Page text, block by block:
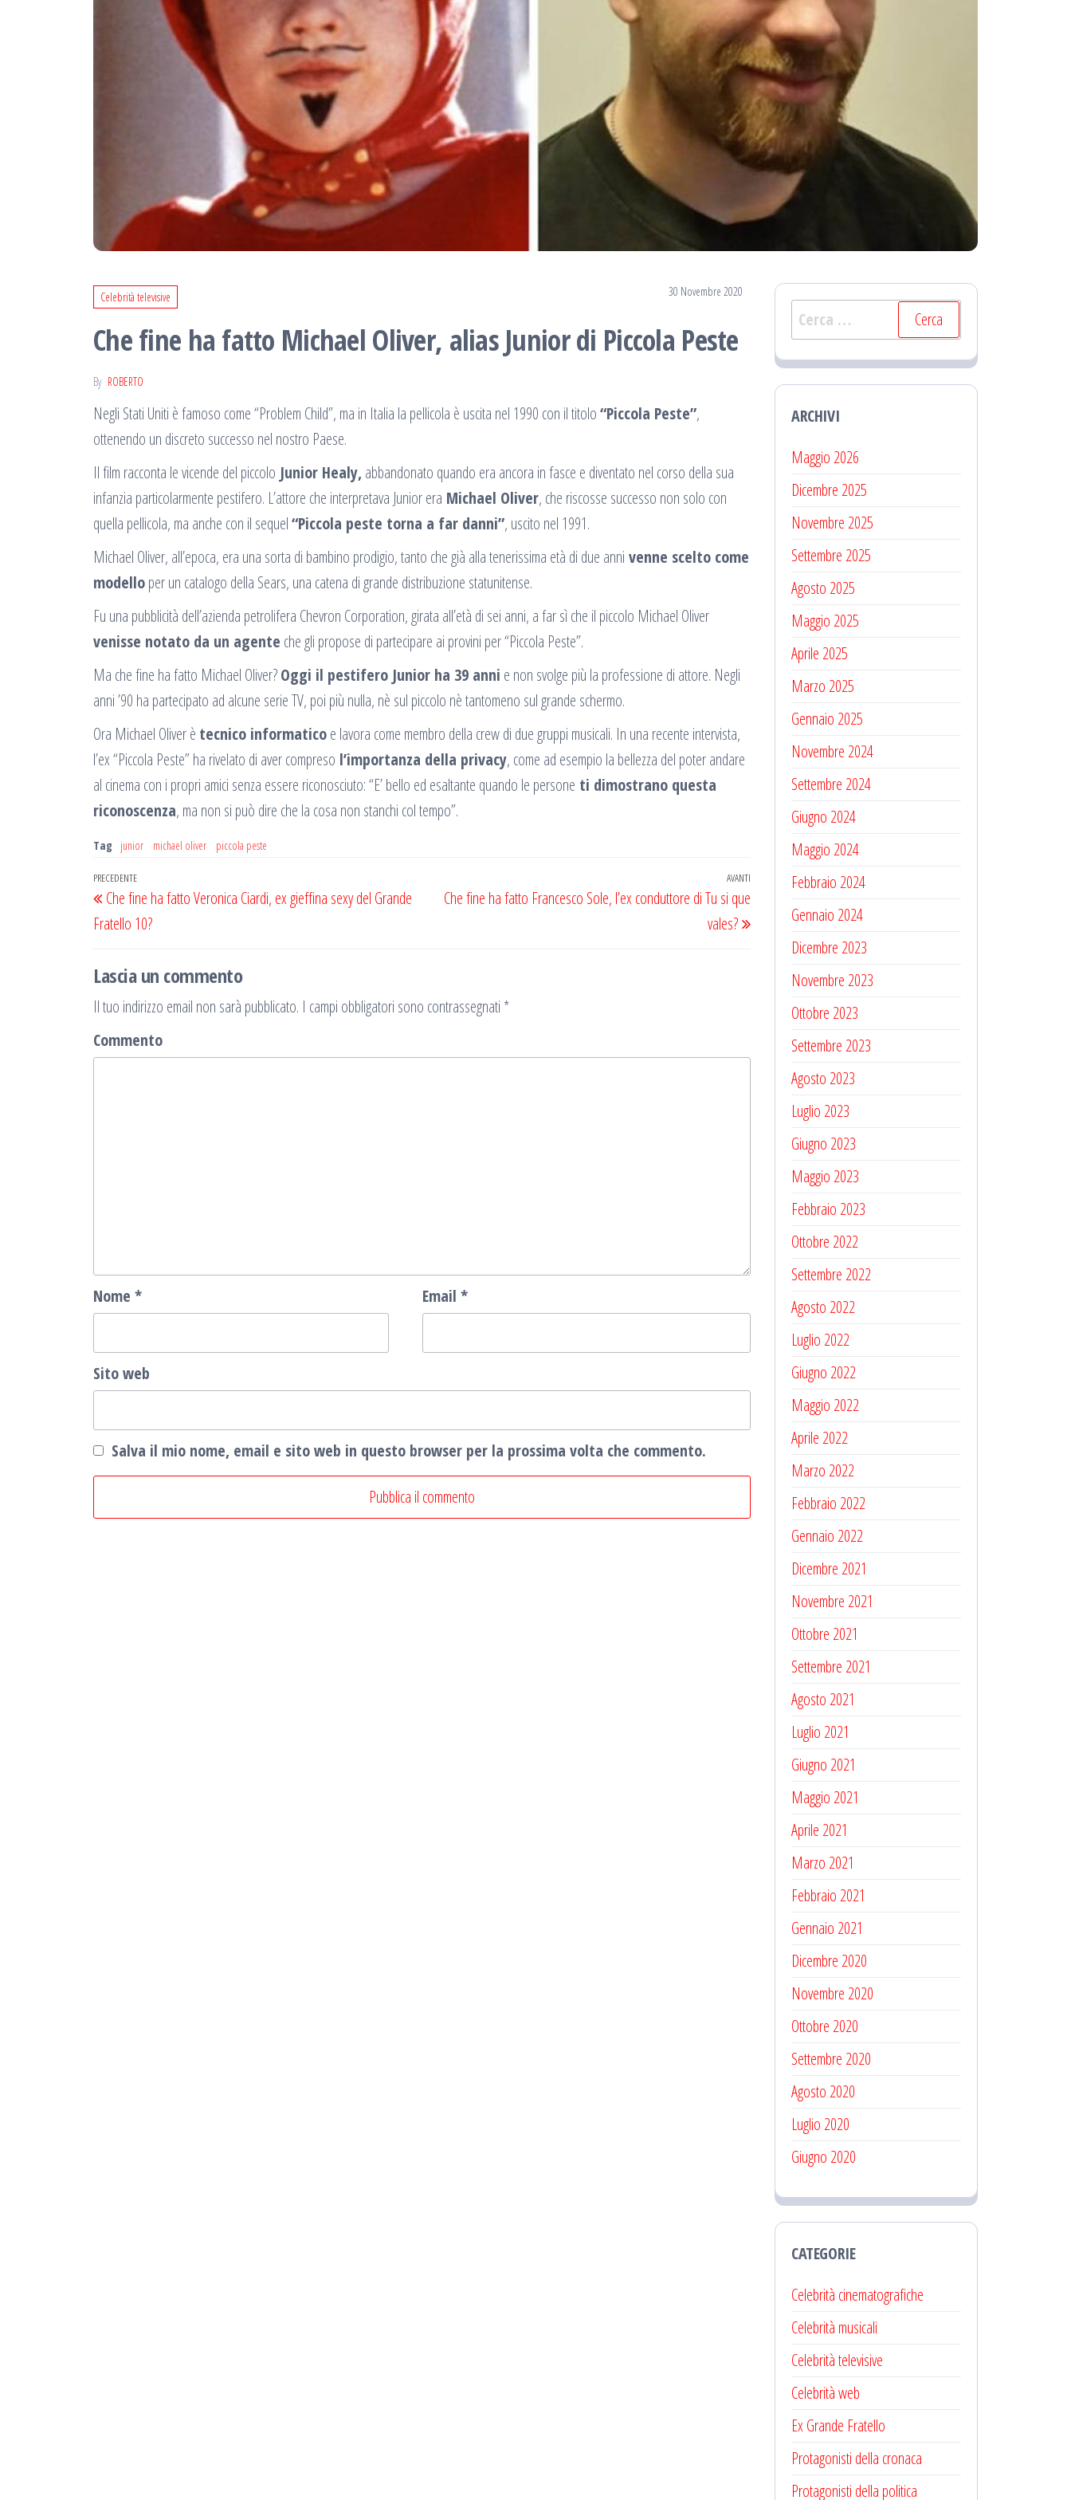
Celebrità televisive 30 Novembre 2020
Che fine ha fatto Michael Oliver, alias Junior di Piccola Peste
By ROBERTO
Negli Stati Uniti è famoso come “Problem Child”, ma in Italia la pellicola è uscita nel 1990 con il titolo“Piccola Peste”,
ottenendo un discreto successo nel nostro Paese.
Il film racconta le vicende del piccolo Junior Healy, abbandonato quando era ancora in fasce e diventato nel corso della sua
infanzia particolarmente pestifero. L’attore che interpretava Junior era Michael Oliver, che riscosse successo non solo con
quella pellicola, ma anche con il sequel“Piccola peste torna a far danni”, uscito nel 1991.
Michael Oliver, all’epoca, era una sorta di bambino prodigio, tanto che già alla tenerissima età di due anni venne scelto come
modelloper un catalogo della Sears, una catena di grande distribuzione statunitense.
Fu una pubblicità dell’azienda petrolifera Chevron Corporation, girata all’età di sei anni, a far sì che il piccolo Michael Oliver
venisse notato da un agente che gli propose di partecipare ai provini per “Piccola Peste”.
Ma che fine ha fatto Michael Oliver?Oggi il pestifero Junior ha 39 anni e non svolge più la professione di attore. Negli
anni ’90 ha partecipato ad alcune serie TV, poi più nulla, nè sul piccolo nè tantomeno sul grande schermo.
Ora Michael Oliver è tecnico informaticoe lavora come membro della crew di due gruppi musicali. In una recente intervista,
l’ex “Piccola Peste” ha rivelato di aver compreso l’importanza della privacy, come ad esempio la bellezza del poter andare
al cinema con i propri amici senza essere riconosciuto: “E’ bello ed esaltante quando le persone ti dimostrano questa
riconoscenza, ma non si può dire che la cosa non stanchi col tempo”.
Tag junior michael oliver piccola peste
Navigazione
articoli
Articolo
precedente
PRECEDENTE
Che fine ha fatto Veronica Ciardi, ex gieffina sexy del Grande
Fratello 10?
successivo
AVANTI
Che fine ha fatto Francesco Sole, l’ex conduttore di Tu si que
vales?
Lascia un commento
Il tuo indirizzo email non sarà pubblicato. I campi obbligatori sono contrassegnati *
Commento
Nome * Email *
Sito web
Salva il mio nome, email e sito web in questo browser per la prossima volta che commento.
Ricerca
per:
ARCHIVI
Maggio 2026
Dicembre 2025
Novembre 2025
Settembre 2025
Agosto 2025
Maggio 2025
Aprile 2025
Marzo 2025
Gennaio 2025
Novembre 2024
Settembre 2024
Giugno 2024
Maggio 2024
Febbraio 2024
Gennaio 2024
Dicembre 2023
Novembre 2023
Ottobre 2023
Settembre 2023
Agosto 2023
Luglio 2023
Giugno 2023
Maggio 2023
Febbraio 2023
Ottobre 2022
Settembre 2022
Agosto 2022
Luglio 2022
Giugno 2022
Maggio 2022
Aprile 2022
Marzo 2022
Febbraio 2022
Gennaio 2022
Dicembre 2021
Novembre 2021
Ottobre 2021
Settembre 2021
Agosto 2021
Luglio 2021
Giugno 2021
Maggio 2021
Aprile 2021
Marzo 2021
Febbraio 2021
Gennaio 2021
Dicembre 2020
Novembre 2020
Ottobre 2020
Settembre 2020
Agosto 2020
Luglio 2020
Giugno 2020
CATEGORIE
Celebrità cinematografiche
Celebrità musicali
Celebrità televisive
Celebrità web
Ex Grande Fratello
Protagonisti della cronaca
Protagonisti della politica